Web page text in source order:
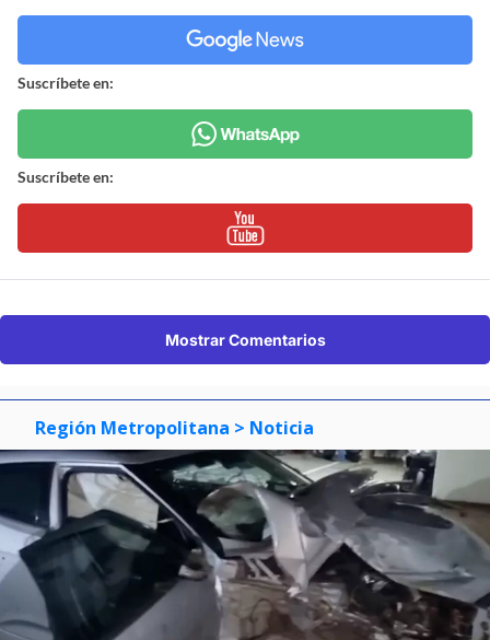
Suscríbete en:
Suscríbete en:
Mostrar Comentarios
Región Metropolitana > Noticia